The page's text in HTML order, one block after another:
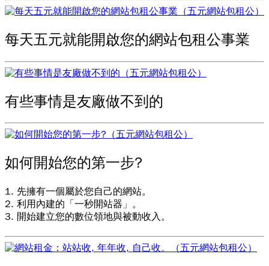
每天五元就能開啟您的網站包租公事業
有些事情是友廠做不到的
如何開始您的第一步?
1. 先擁有一個屬於您自己的網站。
2. 利用內建的「一秒開站器」。
3. 開始建立您的數位領地與被動收入。